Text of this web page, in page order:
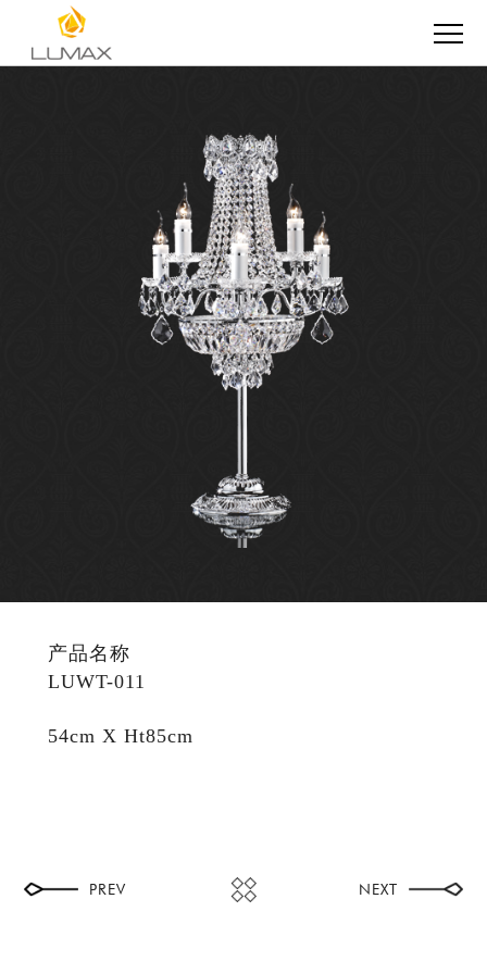
产品名称
LUWT-011
54cm X Ht85cm
PREV NEXT